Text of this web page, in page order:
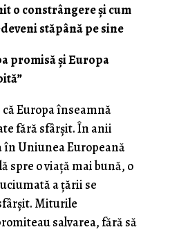
o constrângere și cum
stăpână pe sine
promisă și Europa
Europa înseamnă
fără sfârșit. În anii
Uniunea Europeană
spre o viață mai bună, o
a țării se
Miturile
salvarea, fără să